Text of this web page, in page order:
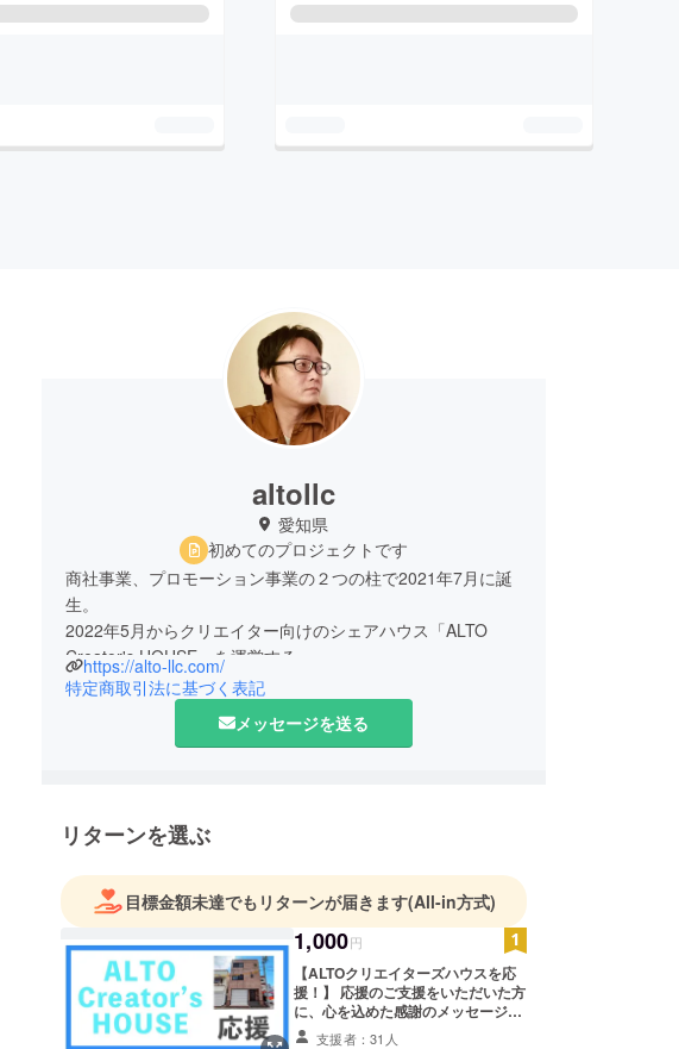
altollc
愛知県
初めてのプロジェクトです
商社事業、プロモーション事業の２つの柱で2021年7月に誕
生。
2022年5月からクリエイター向けのシェアハウス「ALTO
Creator's HOUSE」を運営する。
https://alto-llc.com/
特定商取引法に基づく表記
メッセージを送る
リターンを選ぶ
目標金額未達でもリターンが届きます(All-in方式)
1,000円
【ALTOクリエイターズハウスを応
援！】 応援のご支援をいただいた方
に、心を込めた感謝のメッセージを
メールでお送りします！
支援者：31人